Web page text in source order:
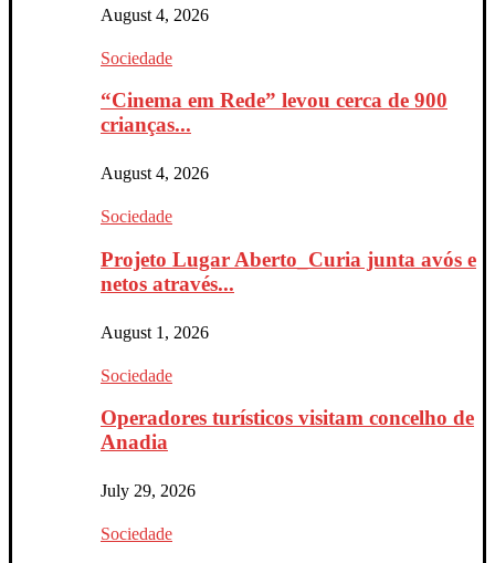
August 4, 2026
Sociedade
“Cinema em Rede” levou cerca de 900
crianças...
August 4, 2026
Sociedade
Projeto Lugar Aberto_Curia junta avós e
netos através...
August 1, 2026
Sociedade
Operadores turísticos visitam concelho de
Anadia
July 29, 2026
Sociedade